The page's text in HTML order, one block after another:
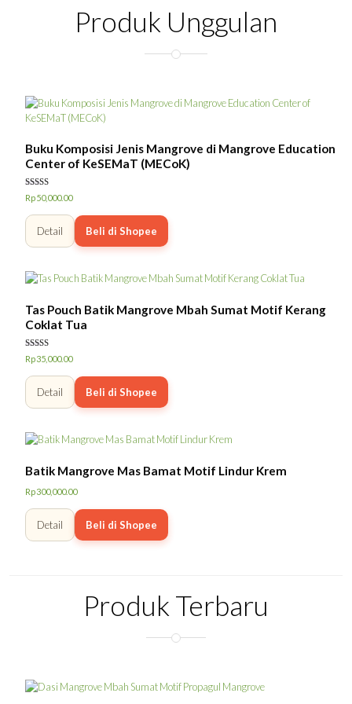
Produk Unggulan
Buku Komposisi Jenis Mangrove di Mangrove Education
Center of KeSEMaT (MECoK)
Dinilai
5.00
Rp50,000.00
Detail Beli di Shopee
Tas Pouch Batik Mangrove Mbah Sumat Motif Kerang
Coklat Tua
Dinilai
5.00
Rp35,000.00
Detail Beli di Shopee
Batik Mangrove Mas Bamat Motif Lindur Krem
Rp300,000.00
Detail Beli di Shopee
Produk Terbaru